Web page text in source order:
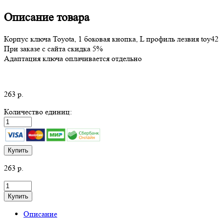
Описание товара
Корпус ключа Toyota, 1 боковая кнопка, L профиль лезвия
При заказе с сайта скидка 5%
Адаптация ключа оплачивается отдельно
263 р.
Количество единиц:
Купить
263 р.
Купить
Описание